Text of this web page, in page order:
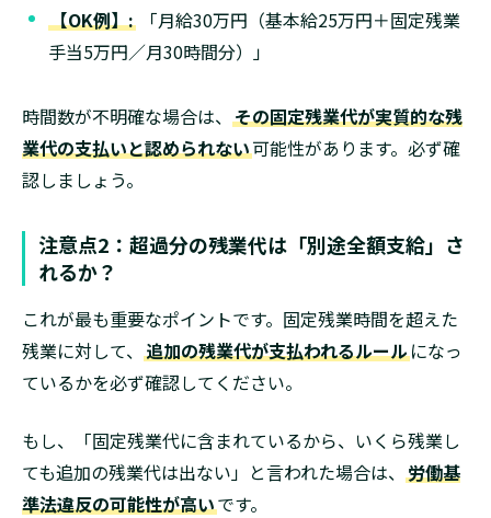
【OK例】: 「月給30万円（基本給25万円＋固定残業
手当5万円／月30時間分）」
時間数が不明確な場合は、 その固定残業代が実質的な残
業代の支払いと認められない可能性があります。必ず確
認しましょう。
注意点2：超過分の残業代は「別途全額支給」さ
れるか？
これが最も重要なポイントです。固定残業時間を超えた
残業に対して、 追加の残業代が支払われるルールになっ
ているかを必ず確認してください。
もし、「固定残業代に含まれているから、いくら残業し
ても追加の残業代は出ない」と言われた場合は、 労働基
準法違反の可能性が高いです。